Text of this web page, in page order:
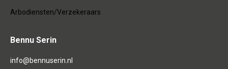
Arbodiensten/Verzekeraars
Bennu Serin
info@bennuserin.nl